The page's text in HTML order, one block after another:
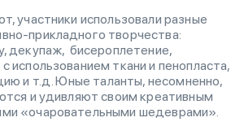
участники использовали разные
прикладного творчества:
декупаж, бисероплетение,
использованием ткани и пенопласта,
и т.д. Юные таланты, несомненно,
и удивляют своим креативным
«очаровательными шедеврами».